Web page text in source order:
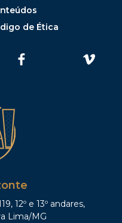
de Ética
12º e 13º andares,
Lima/MG